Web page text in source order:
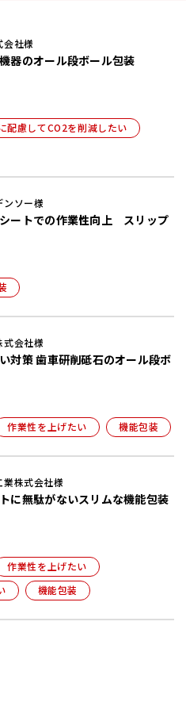
器のオール段ボール包装
会社様
配慮してCO2を削減したい
ートでの作業性向上 スリップ
ンソー様
石のオール段ボ
式会社様
作業性を上げたい 機能包装
に無駄がないスリムな機能包装
業株式会社様
作業性を上げたい
機能包装